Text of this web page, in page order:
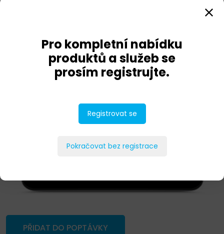
Solutions
PŘIDAT DO POPTÁVKY
Pro kompletní nabídku
produktů a služeb se
prosím registrujte.
Registrovat se
Pokračovat bez registrace